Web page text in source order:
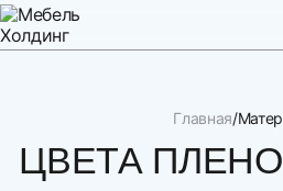
Главная
ЦВЕТА